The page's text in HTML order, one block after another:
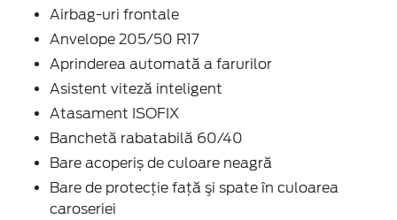
Airbag-uri frontale
Anvelope 205/50 R17
Aprinderea automată a farurilor
Asistent viteză inteligent
Atasament ISOFIX
Banchetă rabatabilă 60/40
Bare acoperiș de culoare neagră
Bare de protecţie faţă şi spate în culoarea
caroseriei